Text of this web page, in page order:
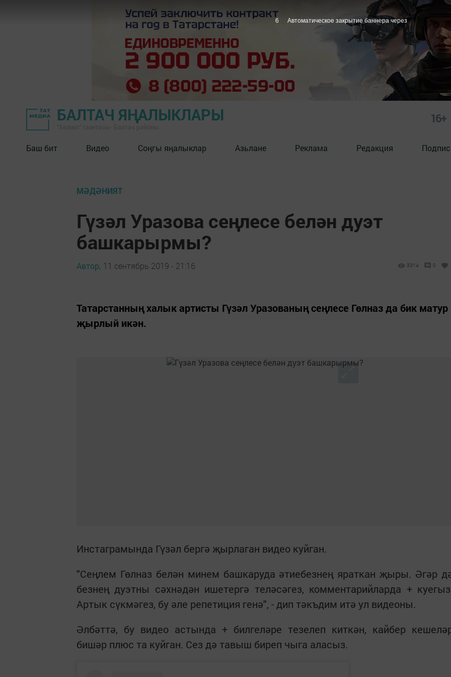
БАЛТАЧ ЯҢАЛЫКЛАРЫ 16+
Баш бит Видео Соңгы яңалыклар Азьлане Реклама Редакция
МӘДӘНИЯТ
Гүзәл Уразова сеңлесе белән дуэт
башкарырмы?
Автор, 11 сентябрь 2019 - 21:16 3314 0
Татарстанның халык артисты Гүзәл Уразованың сеңлесе Гөлназ да бик матур
җырлый икән.
Инстаграмында Гүзәл бергә җырлаган видео куйган.
"Сеңлем Гөлназ белән минем башкаруда әтиебезнең яраткан җыры. Әгәр
безнең дуэтны сәхнәдән ишетергә теләсәгез, комментарийларда +
Артык сүкмәгез, бу әле репетиция генә", - дип тәкъдим итә ул видеоны.
Әлбәттә, бу видео астында + билгеләре тезелеп киткән, кайбер
бишәр плюс та куйган. Сез дә тавыш биреп чыга аласыз.
5 Автоматическое закрытие баннера через